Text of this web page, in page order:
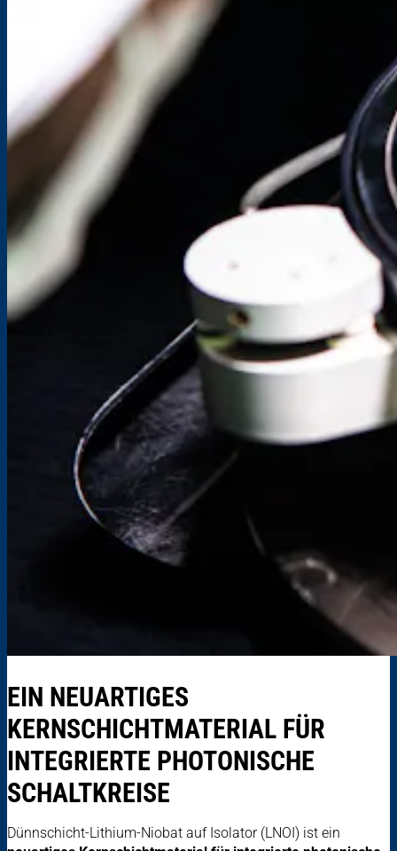
EIN NEUARTIGES
KERNSCHICHTMATERIAL FÜR
INTEGRIERTE PHOTONISCHE
SCHALTKREISE
Dünnschicht-Lithium-Niobat auf Isolator (LNOI) ist ein